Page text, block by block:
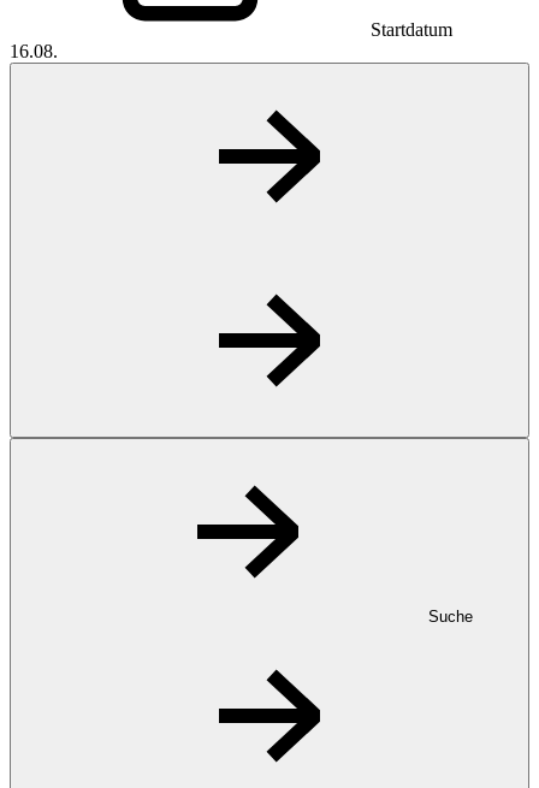
Startdatum
16.08.
Suche